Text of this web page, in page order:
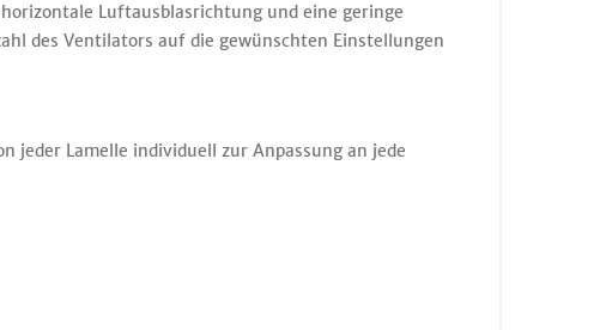
Luftausblasrichtung und eine geringe
des Ventilators auf die gewünschten Einstellungen
jeder Lamelle individuell zur Anpassung an jede